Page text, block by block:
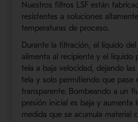
Nuestros filtros LSF están
resistentes a soluciones
temperaturas de proceso.
Durante la filtración, el líquido
alimenta al recipiente y el líquido
tela a baja velocidad, dejando las
tela y solo permitiendo que pase
transparente. Bombeando a un
presión inicial es baja y aumenta
medida que se acumula material